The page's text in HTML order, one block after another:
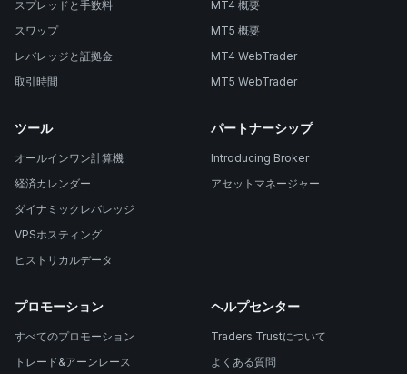
スプレッドと手数料
スワップ
レバレッジと証拠金
取引時間
MT4 概要
MT5 概要
MT4 WebTrader
MT5 WebTrader
ツール
オールインワン計算機
経済カレンダー
ダイナミックレバレッジ
VPSホスティング
ヒストリカルデータ
パートナーシップ
Introducing Broker
アセットマネージャー
プロモーション
すべてのプロモーション
トレード&アーンレース
ヘルプセンター
Traders Trustについて
よくある質問